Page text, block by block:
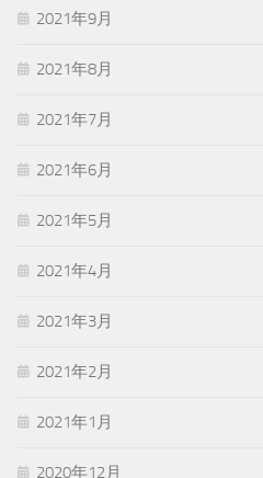
2021年9月
2021年8月
2021年7月
2021年6月
2021年5月
2021年4月
2021年3月
2021年2月
2021年1月
2020年12月